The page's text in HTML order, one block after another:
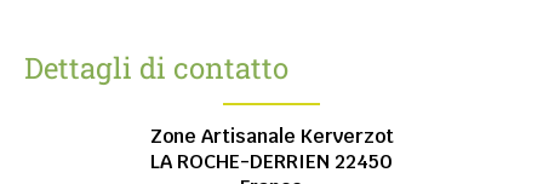
Dettagli di contatto
Zone Artisanale Kerverzot
LA ROCHE-DERRIEN 22450